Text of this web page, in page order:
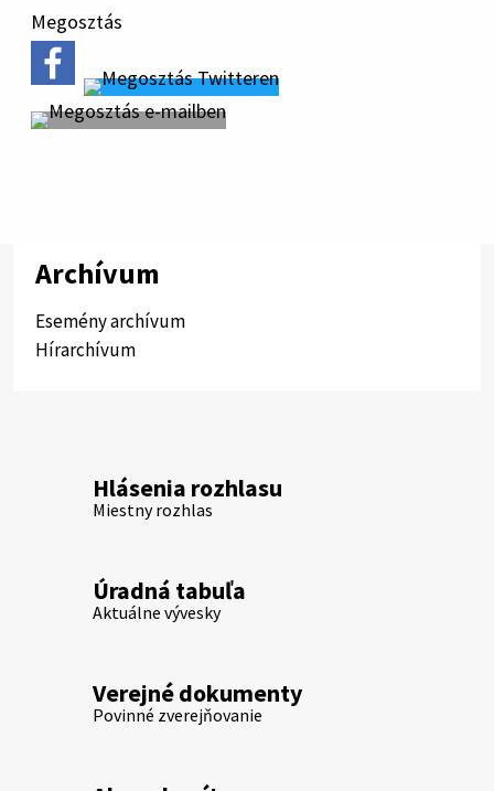
Megosztás
Archívum
Esemény archívum
Hírarchívum
Hlásenia rozhlasu
Miestny rozhlas
Úradná tabuľa
Aktuálne vývesky
Verejné dokumenty
Povinné zverejňovanie